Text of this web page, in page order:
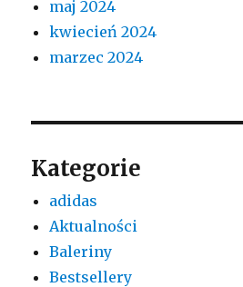
maj 2024
kwiecień 2024
marzec 2024
Kategorie
adidas
Aktualności
Baleriny
Bestsellery